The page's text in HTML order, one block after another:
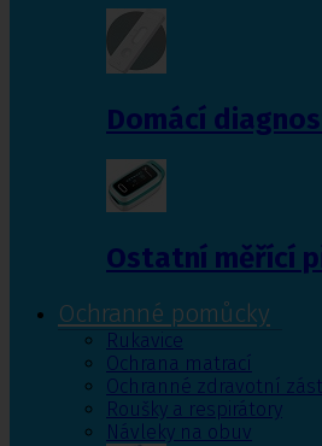
Domácí
Ostatní měřící
Ochranné pomůcky
Rukavice
Ochrana matrací
Ochranné zdravotní
Roušky a respirátory
Návleky na obuv